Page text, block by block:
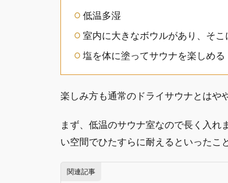
低温多湿
室内に大きなボウルがあり、そ
塩を体に塗ってサウナを楽しめる
楽しみ方も通常のドライサウナとはや
まず、低温のサウナ室なので長く入
い空間でひたすらに耐えるといったこ
関連記事